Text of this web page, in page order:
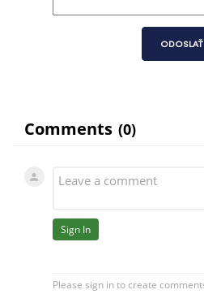
ODOSLAŤ